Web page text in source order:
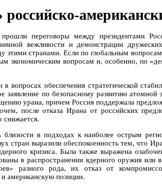
российско-
прошли переговоры между
вежливости и демонстрации
этими странами. Если по глобальным
экономическим вопросам и, особенно, по
вопросах обеспечения стратегической
по безопасному развитию атомной
урана, причем Россия поддержала
после отказа Ирана от российских
снижается.
близости в подходах к наиболее острым
стран выразили обеспокоенность тем, что
кризиса. Была также выражена
в распространении ядерного оружия или в
разного рода, их отказ от
американскую позиции.